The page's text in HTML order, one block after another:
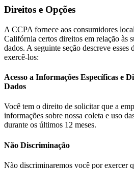
Direitos e Opções
A CCPA fornece aos consumidores
Califórnia certos direitos em relação às
dados. A seguinte seção descreve
exercê-los:
Acesso a Informações Específicas e
Dados
Você tem o direito de solicitar que a
informações sobre nossa coleta e uso
durante os últimos 12 meses.
Não Discriminação
Não discriminaremos você por exercer